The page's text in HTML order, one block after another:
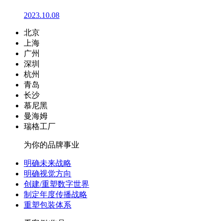
2023.10.08
北京
上海
广州
深圳
杭州
青岛
长沙
慕尼黑
曼海姆
瑞格工厂
为你的品牌事业
明确未来战略
明确视觉方向
创建/重塑数字世界
制定年度传播战略
重塑包装体系